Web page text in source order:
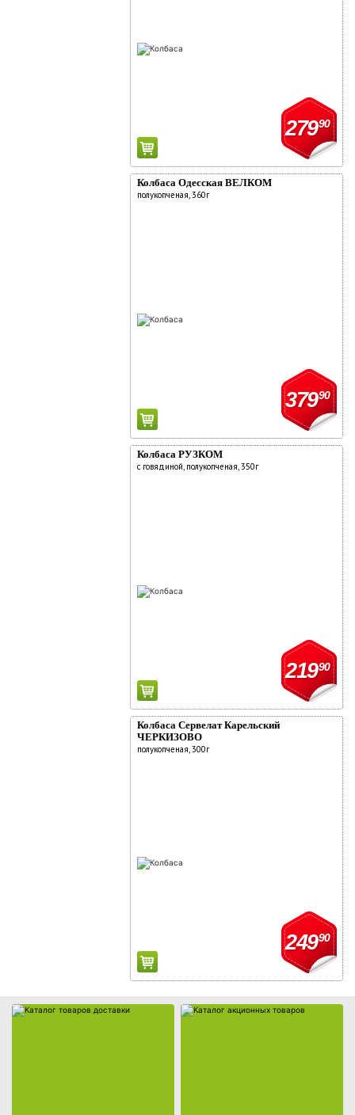
27990
Колбаса Одесская ВЕЛКОМ
полукопченая, 360г
37990
Колбаса РУЗКОМ
с говядиной, полукопченая, 350г
21990
Колбаса Сервелат Карельский
ЧЕРКИЗОВО
полукопченая, 300г
24990